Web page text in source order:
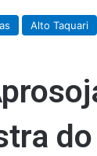
Alto Taquari